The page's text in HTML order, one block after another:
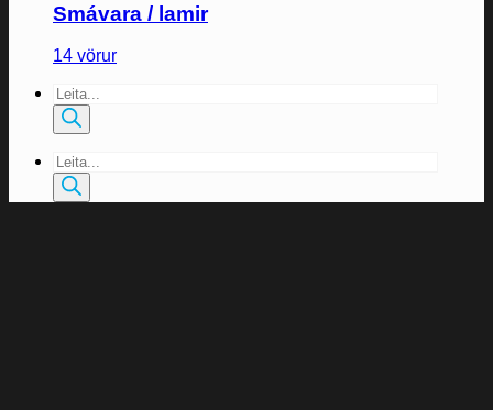
Smávara / lamir
14 vörur
Products
search
Products
search